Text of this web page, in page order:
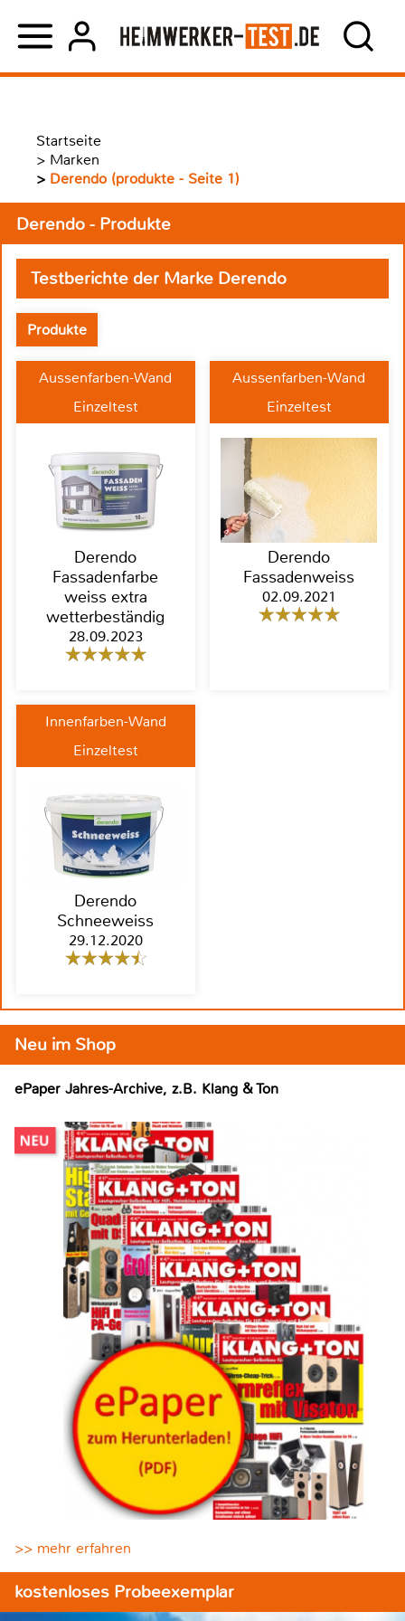
Startseite
> Marken
> Derendo (produkte - Seite 1)
Derendo - Produkte
Testberichte der Marke Derendo
Produkte
Aussenfarben-Wand
Einzeltest
Derendo
Fassadenfarbe
weiss extra
wetterbeständig
28.09.2023
Aussenfarben-Wand
Einzeltest
Derendo
Fassadenweiss
02.09.2021
Innenfarben-Wand
Einzeltest
Derendo
Schneeweiss
29.12.2020
Neu im Shop
ePaper Jahres-Archive, z.B. Klang & Ton
>> mehr erfahren
kostenloses Probeexemplar